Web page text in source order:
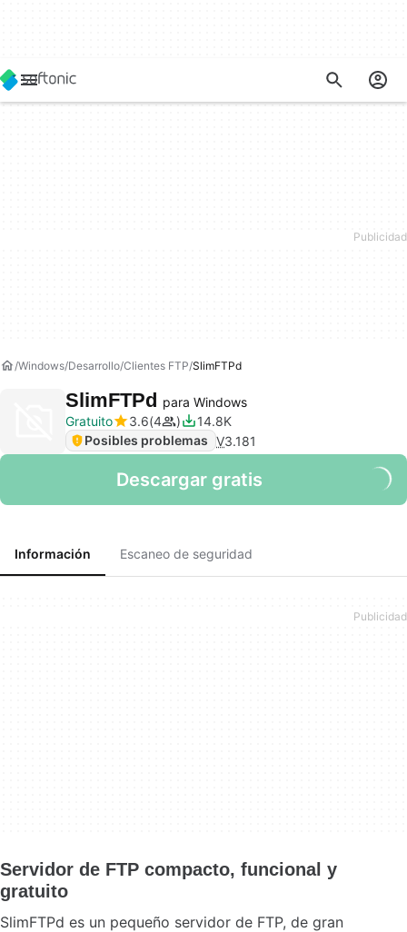
Windows Desarrollo Clientes FTP SlimFTPd
SlimFTPd para Windows
Gratuito
3.6 4
14.8K
Posibles problemas V3.181
Descargar gratis
Información Escaneo de seguridad
Servidor de FTP compacto, funcional y
gratuito
SlimFTPd es un pequeño servidor de FTP, de gran